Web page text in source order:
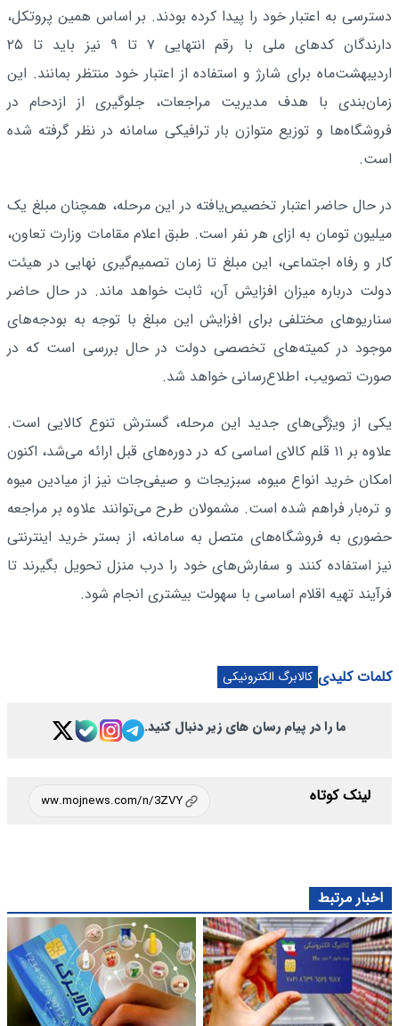
دسترسی به اعتبار خود را پیدا کرده بودند. بر اساس همین پروتکل،
دارندگان کدهای ملی با رقم انتهایی ۷ تا ۹ نیز باید تا ۲۵
اردیبهشت‌ماه برای شارژ و استفاده از اعتبار خود منتظر بمانند. این
زمان‌بندی با هدف مدیریت مراجعات، جلوگیری از ازدحام در
فروشگاه‌ها و توزیع متوازن بار ترافیکی سامانه در نظر گرفته شده
است.
در حال حاضر اعتبار تخصیص‌یافته در این مرحله، همچنان مبلغ یک
میلیون تومان به ازای هر نفر است. طبق اعلام مقامات وزارت تعاون،
کار و رفاه اجتماعی، این مبلغ تا زمان تصمیم‌گیری نهایی در هیئت
دولت درباره میزان افزایش آن، ثابت خواهد ماند. در حال حاضر
سناریوهای مختلفی برای افزایش این مبلغ با توجه به بودجه‌های
موجود در کمیته‌های تخصصی دولت در حال بررسی است که در
صورت تصویب، اطلاع‌رسانی خواهد شد.
یکی از ویژگی‌های جدید این مرحله، گسترش تنوع کالایی است.
علاوه بر ۱۱ قلم کالای اساسی که در دوره‌های قبل ارائه می‌شد، اکنون
امکان خرید انواع میوه، سبزیجات و صیفی‌جات نیز از میادین میوه
و تره‌بار فراهم شده است. مشمولان طرح می‌توانند علاوه بر مراجعه
حضوری به فروشگاه‌های متصل به سامانه، از بستر خرید اینترنتی
نیز استفاده کنند و سفارش‌های خود را درب منزل تحویل بگیرند تا
فرآیند تهیه اقلام اساسی با سهولت بیشتری انجام شود.
کلمات کلیدی کالابرگ الکترونیکی
ما را در پیام رسان های زیر دنبال کنید.
لینک کوتاه
اخبار مرتبط